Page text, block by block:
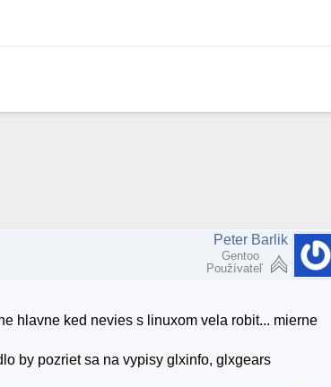
Peter Barlik
Gentoo
Používateľ
hlavne ked nevies s linuxom vela robit... mierne
by pozriet sa na vypisy glxinfo, glxgears